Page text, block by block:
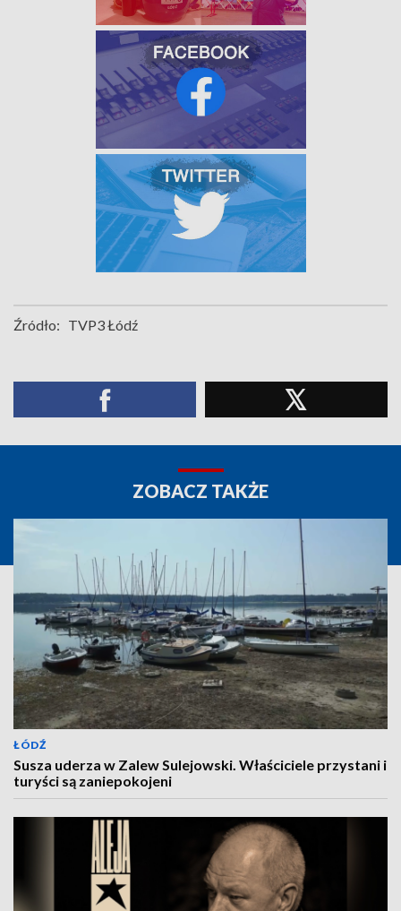
Źródło: TVP3 Łódź
ZOBACZ TAKŻE
ŁÓDŹ
Susza uderza w Zalew Sulejowski. Właściciele przystani i
turyści są zaniepokojeni